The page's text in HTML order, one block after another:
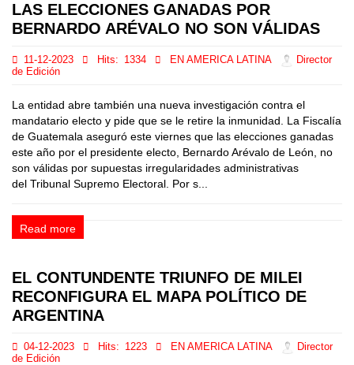
LAS ELECCIONES GANADAS POR
BERNARDO ARÉVALO NO SON VÁLIDAS
11-12-2023 Hits: 1334 EN AMERICA LATINA
Director
de Edición
La entidad abre también una nueva investigación contra el
mandatario electo y pide que se le retire la inmunidad. La Fiscalía
de Guatemala aseguró este viernes que las elecciones ganadas
este año por el presidente electo, Bernardo Arévalo de León, no
son válidas por supuestas irregularidades administrativas
del Tribunal Supremo Electoral. Por s...
Read more
EL CONTUNDENTE TRIUNFO DE MILEI
RECONFIGURA EL MAPA POLÍTICO DE
ARGENTINA
04-12-2023 Hits: 1223 EN AMERICA LATINA
Director
de Edición